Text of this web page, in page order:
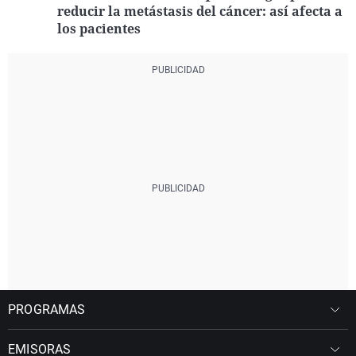
reducir la metástasis del cáncer: así afecta a
los pacientes
PROGRAMAS
EMISORAS